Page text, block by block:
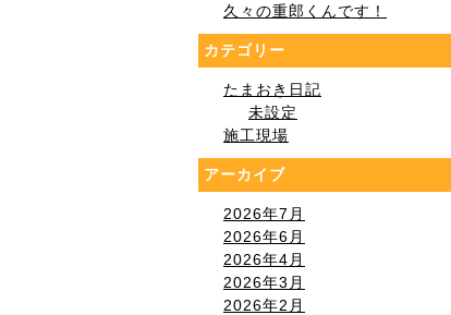
久々の重郎くんです！
カテゴリー
たまおき日記
未設定
施工現場
アーカイブ
2026年7月
2026年6月
2026年4月
2026年3月
2026年2月